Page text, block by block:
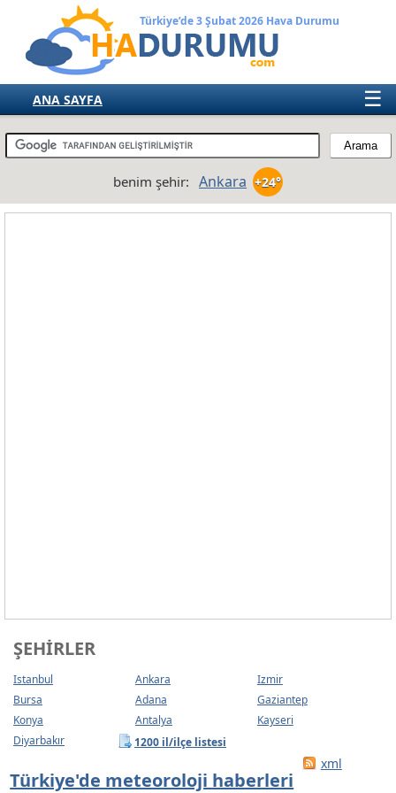
Türkiye’de 3 Şubat 2026 Hava Durumu
☰
ANA SAYFA
TÜRKİYE
AVRUPA
benim şehir: Ankara +24°
ŞEHIRLER
Istanbul Ankara
Izmir
Bursa
Adana
Gaziantep
Konya
Antalya
Kayseri
Diyarbakır
1200 il/ilçe listesi
Türkiye'de meteoroloji haberleri
xml